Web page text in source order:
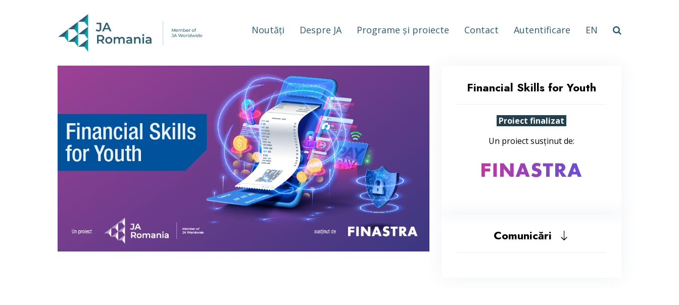
Noutăți Despre JA Programe și proiecte Contact Autentificare EN
Financial Skills for Youth
Proiect finalizat
Un proiect susținut de:
Comunicări